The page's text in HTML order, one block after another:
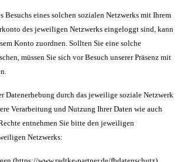
Besuchs eines solchen sozialen Netzwerks mit Ihrem
des jeweiligen Netzwerks eingeloggt sind, kann
Konto zuordnen. Sollten Sie eine solche
müssen Sie sich vor Besuch unserer Präsenz mit
Datenerhebung durch das jeweilige soziale Netzwerk
Verarbeitung und Nutzung Ihrer Daten wie auch
entnehmen Sie bitte den jeweiligen
Netzwerks: